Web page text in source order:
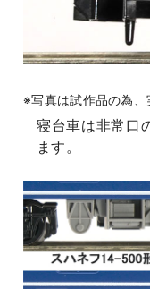
※写真は試作品の為
寝台車は非常口
ます。